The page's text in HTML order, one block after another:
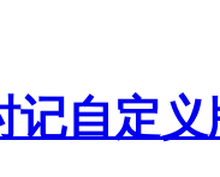
记自定义